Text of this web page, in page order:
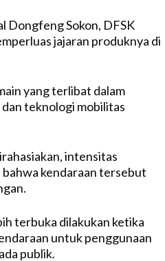
Dongfeng Sokon, DFSK
jajaran produknya di
yang terlibat dalam
teknologi mobilitas
intensitas
kendaraan tersebut
terbuka dilakukan ketika
untuk penggunaan
publik.